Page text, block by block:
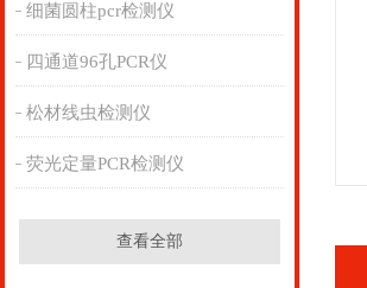
细菌圆柱pcr检测仪
四通道96孔PCR仪
松材线虫检测仪
荧光定量PCR检测仪
查看全部